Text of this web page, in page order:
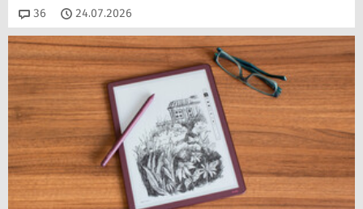
36 Kommentare
24.07.2026